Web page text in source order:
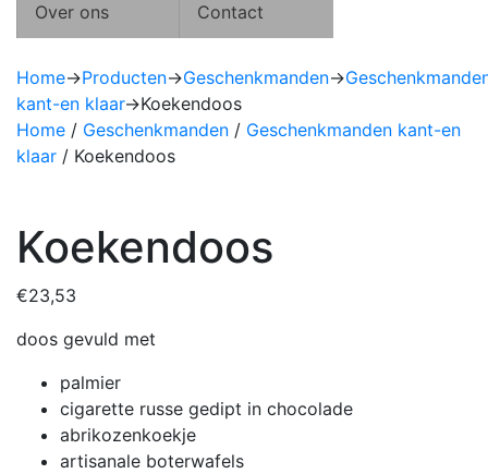
Over ons Contact
Home→Producten→Geschenkmanden→
kant-en klaar→Koekendoos
Home / Geschenkmanden / Geschenkmanden kant-en
klaar / Koekendoos
Koekendoos
€23,53
doos gevuld met
palmier
cigarette russe gedipt in chocolade
abrikozenkoekje
artisanale boterwafels